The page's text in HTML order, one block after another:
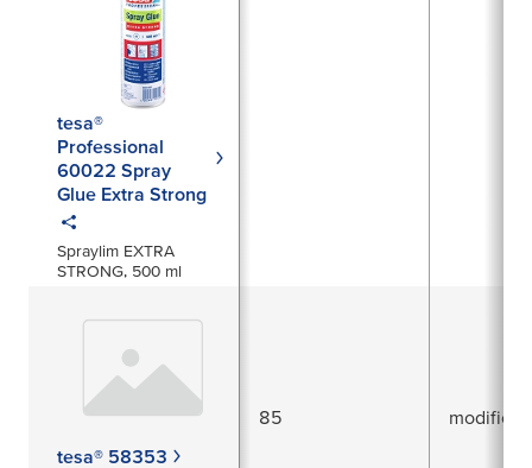
tesa®
Professional
60022 Spray
Glue Extra Strong
Spraylim EXTRA
STRONG, 500 ml
tesa® 58353
85